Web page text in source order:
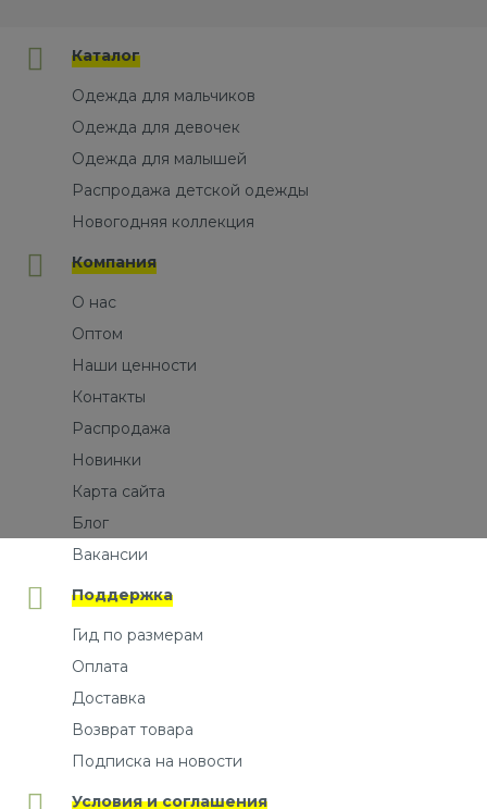
Каталог
Одежда для мальчиков
Одежда для девочек
Одежда для малышей
Распродажа детской одежды
Новогодняя коллекция
Компания
О нас
Оптом
Наши ценности
Контакты
Распродажа
Новинки
Карта сайта
Блог
Вакансии
Поддержка
Гид по размерам
Оплата
Доставка
Возврат товара
Подписка на новости
Условия и соглашения